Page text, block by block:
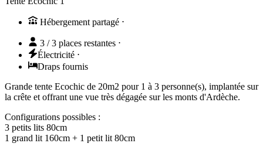
Hébergement partagé ⋅
3 / 3 places restantes ⋅
Électricité ⋅
Draps fournis
Grande tente Ecochic de 20m2 pour 1 à 3 personne(s), implantée sur
la crête et offrant une vue très dégagée sur les monts d'Ardèche.
Configurations possibles :
3 petits lits 80cm
1 grand lit 160cm + 1 petit lit 80cm